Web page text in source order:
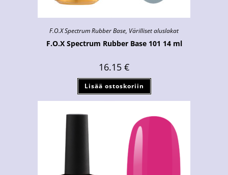
F.O.X Spectrum Rubber Base, Värilliset aluslakat
F.O.X Spectrum Rubber Base 101 14 ml
16.15 €
Lisää ostoskoriin